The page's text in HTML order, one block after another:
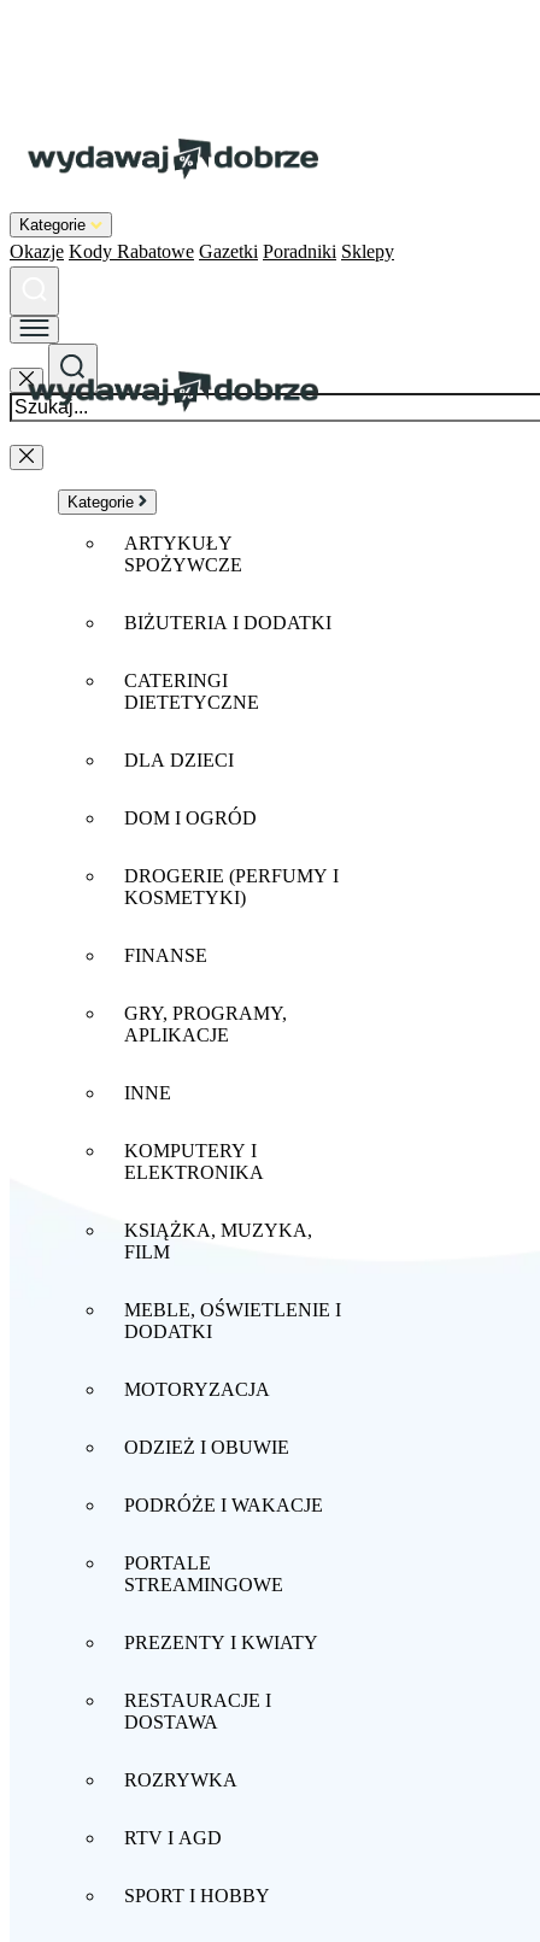
Kategorie
Okazje Kody Rabatowe Gazetki Poradniki Sklepy
Kategorie
ARTYKUŁY
SPOŻYWCZE
BIŻUTERIA I DODATKI
CATERINGI
DIETETYCZNE
DLA DZIECI
DOM I OGRÓD
DROGERIE (PERFUMY I
KOSMETYKI)
FINANSE
GRY, PROGRAMY,
APLIKACJE
INNE
KOMPUTERY I
ELEKTRONIKA
KSIĄŻKA, MUZYKA,
FILM
MEBLE, OŚWIETLENIE I
DODATKI
MOTORYZACJA
ODZIEŻ I OBUWIE
PODRÓŻE I WAKACJE
PORTALE
STREAMINGOWE
PREZENTY I KWIATY
RESTAURACJE I
DOSTAWA
ROZRYWKA
RTV I AGD
SPORT I HOBBY